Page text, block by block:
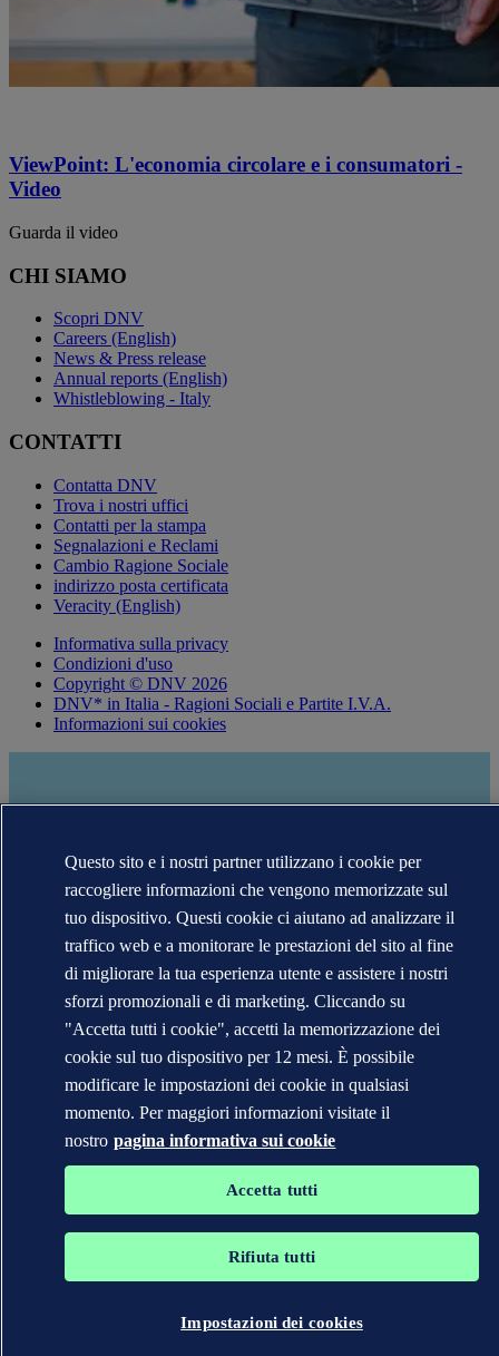
ViewPoint: L'economia circolare e i consumatori -
Video
Guarda il video
CHI SIAMO
Scopri DNV
Careers (English)
News & Press release
Annual reports (English)
Whistleblowing - Italy
CONTATTI
Contatta DNV
Trova i nostri uffici
Contatti per la stampa
Segnalazioni e Reclami
Cambio Ragione Sociale
indirizzo posta certificata
Veracity (English)
Informativa sulla privacy
Condizioni d'uso
Copyright © DNV 2026
DNV* in Italia - Ragioni Sociali e Partite I.V.A.
Informazioni sui cookies
Veritas® sono di proprietà delle società del Gruppo Det Norske
Veritas. Tutti diritti riservati.
WHEN TRUST MATTERS
Questo sito e i nostri partner utilizzano i cookie per
raccogliere informazioni che vengono memorizzate sul
tuo dispositivo. Questi cookie ci aiutano ad analizzare il
traffico web e a monitorare le prestazioni del sito al fine
di migliorare la tua esperienza utente e assistere i nostri
sforzi promozionali e di marketing. Cliccando su
"Accetta tutti i cookie", accetti la memorizzazione dei
cookie sul tuo dispositivo per 12 mesi. È possibile
modificare le impostazioni dei cookie in qualsiasi
momento. Per maggiori informazioni visitate il
nostro pagina informativa sui cookie
Accetta tutti
Rifiuta tutti
Impostazioni dei cookies